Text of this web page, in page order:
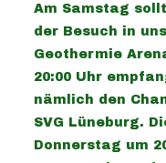
Am Samstag
der Besuch in
Geothermie
20:00 Uhr
nämlich den
SVG Lüneburg.
Donnerstag um